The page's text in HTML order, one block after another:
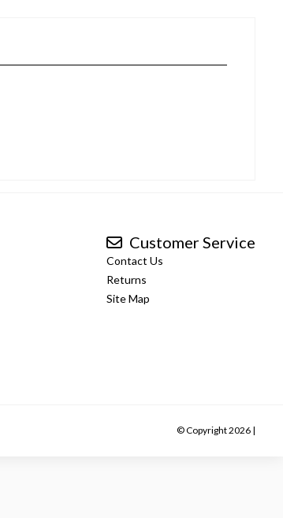
Customer Service
Contact Us
Returns
Site Map
© Copyright 2026 |